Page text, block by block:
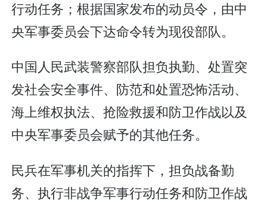
行动任务；根据国家发布的动员令，由中
央军事委员会下达命令转为现役部队。
中国人民武装警察部队担负执勤、处置突
发社会安全事件、防范和处置恐怖活动、
海上维权执法、抢险救援和防卫作战以及
中央军事委员会赋予的其他任务。
民兵在军事机关的指挥下，担负战备勤
务、执行非战争军事行动任务和防卫作战